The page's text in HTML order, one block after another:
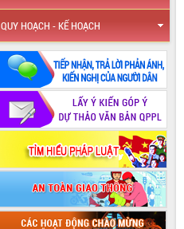
QUY HOẠCH - KẾ HOẠCH